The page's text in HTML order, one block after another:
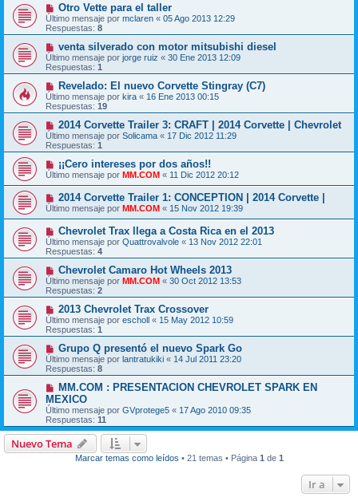
Otro Vette para el taller
Último mensaje por mclaren « 05 Ago 2013 12:29
Respuestas: 8
venta silverado con motor mitsubishi diesel
Último mensaje por jorge ruiz « 30 Ene 2013 12:09
Respuestas: 1
Revelado: El nuevo Corvette Stingray (C7)
Último mensaje por kira « 16 Ene 2013 00:15
Respuestas: 19
2014 Corvette Trailer 3: CRAFT | 2014 Corvette | Chevrolet
Último mensaje por Solicama « 17 Dic 2012 11:29
Respuestas: 1
¡¡Cero intereses por dos años!!
Último mensaje por MM.COM « 11 Dic 2012 20:12
2014 Corvette Trailer 1: CONCEPTION | 2014 Corvette |
Último mensaje por MM.COM « 15 Nov 2012 19:39
Chevrolet Trax llega a Costa Rica en el 2013
Último mensaje por Quattrovalvole « 13 Nov 2012 22:01
Respuestas: 4
Chevrolet Camaro Hot Wheels 2013
Último mensaje por MM.COM « 30 Oct 2012 13:53
Respuestas: 2
2013 Chevrolet Trax Crossover
Último mensaje por escholl « 15 May 2012 10:59
Respuestas: 1
Grupo Q presentó el nuevo Spark Go
Último mensaje por lantratukiki « 14 Jul 2011 23:20
Respuestas: 8
MM.COM : PRESENTACION CHEVROLET SPARK EN
MEXICO
Último mensaje por GVprotege5 « 17 Ago 2010 09:35
Respuestas: 11
Nuevo Tema
Marcar temas como leídos • 21 temas • Página 1 de 1
Ir a